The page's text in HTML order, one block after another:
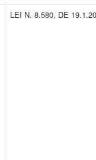
LEI N. 8.580, DE